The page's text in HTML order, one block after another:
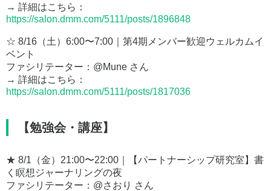
→ 詳細はこちら：
https://salon.dmm.com/5111/posts/1896848
☆ 8/16（土）6:00〜7:00｜第4期メンバー歓迎ウェルカムイ
ベント
ファシリテーター：@Mune さん
→ 詳細はこちら：
https://salon.dmm.com/5111/posts/1817036
【勉強会・講座】
★ 8/1（金）21:00〜22:00｜【パートナーシップ研究室】書
く瞑想ジャーナリングの夜
ファシリテーター：@さおり さん